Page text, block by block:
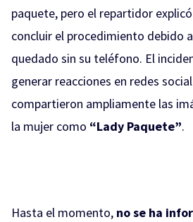
paquete, pero el repartidor
concluir el procedimiento debido
quedado sin su teléfono. El
generar reacciones en redes
compartieron ampliamente las
la mujer como “Lady Paquete”.
Hasta el momento, no se ha